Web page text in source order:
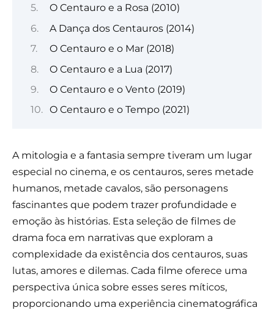
O Centauro e a Rosa (2010)
A Dança dos Centauros (2014)
O Centauro e o Mar (2018)
O Centauro e a Lua (2017)
O Centauro e o Vento (2019)
O Centauro e o Tempo (2021)
A mitologia e a fantasia sempre tiveram um lugar
especial no cinema, e os centauros, seres metade
humanos, metade cavalos, são personagens
fascinantes que podem trazer profundidade e
emoção às histórias. Esta seleção de filmes de
drama foca em narrativas que exploram a
complexidade da existência dos centauros, suas
lutas, amores e dilemas. Cada filme oferece uma
perspectiva única sobre esses seres míticos,
proporcionando uma experiência cinematográfica